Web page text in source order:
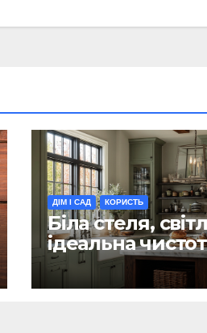
ДІМ І САД КОРИСТЬ
Біла стеля,
ідеальна
не актуальні.
вітальня